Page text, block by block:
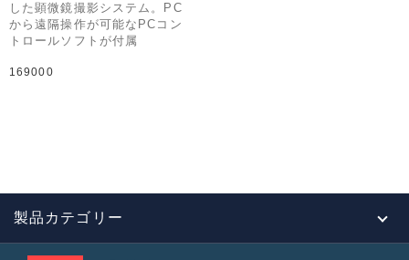
した顕微鏡撮影システム。PC
から遠隔操作が可能なPCコン
トロールソフトが付属
169000
製品カテゴリー